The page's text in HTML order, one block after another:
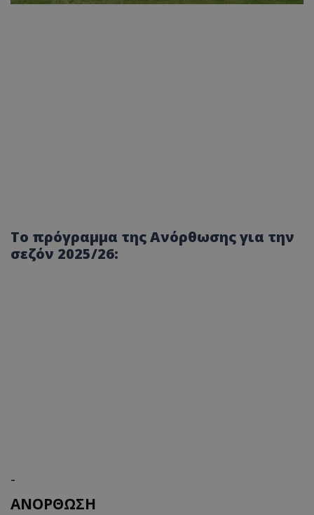
Το πρόγραμμα της Ανόρθωσης για την
σεζόν 2025/26:
-
ΑΝΟΡΘΩΣΗ